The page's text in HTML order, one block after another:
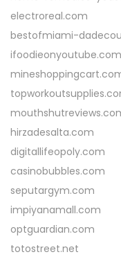
electroreal.com
bestofmiami-
ifoodieonyoutube.com
hirzadesalta.com
digitallifeopoly.com
casinobubbles.com
seputargym.com
impiyanamall.com
optguardian.com
totostreet.net